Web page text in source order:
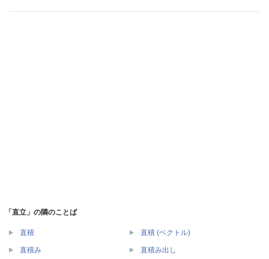
「直立」の隣のことば
直積 直積 (ベクトル)
直積み 直積み出し